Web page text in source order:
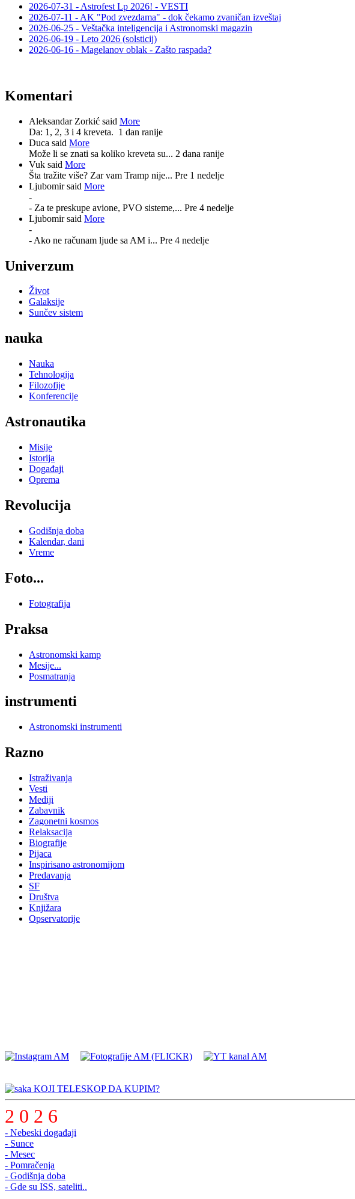
2026-07-31 - Astrofest Lp 2026! - VESTI
2026-07-11 - AK "Pod zvezdama" - dok čekamo zvaničan izveštaj
2026-06-25 - Veštačka inteligencija i Astronomski magazin
2026-06-19 - Leto 2026 (solsticij)
2026-06-16 - Magelanov oblak - Zašto raspada?
Komentari
Aleksandar Zorkić said More
Da: 1, 2, 3 i 4 kreveta. 1 dan ranije
Duca said More
Može li se znati sa koliko kreveta su... 2 dana ranije
Vuk said More
Šta tražite više? Zar vam Tramp nije... Pre 1 nedelje
Ljubomir said More
-
- Za te preskupe avione, PVO sisteme,... Pre 4 nedelje
Ljubomir said More
-
- Ako ne računam ljude sa AM i... Pre 4 nedelje
Univerzum
Život
Galaksije
Sunčev sistem
nauka
Nauka
Tehnologija
Filozofije
Konferencije
Astronautika
Misije
Istorija
Događaji
Oprema
Revolucija
Godišnja doba
Kalendar, dani
Vreme
Foto...
Fotografija
Praksa
Astronomski kamp
Mesije...
Posmatranja
instrumenti
Astronomski instrumenti
Razno
Istraživanja
Vesti
Mediji
Zabavnik
Zagonetni kosmos
Relaksacija
Biografije
Pijaca
Inspirisano astronomijom
Predavanja
SF
Društva
Knjižara
Opservatorije
KOJI TELESKOP DA KUPIM?
2 0 2 6
- Nebeski događaji
- Sunce
- Mesec
- Pomračenja
- Godišnja doba
- Gde su ISS, sateliti..